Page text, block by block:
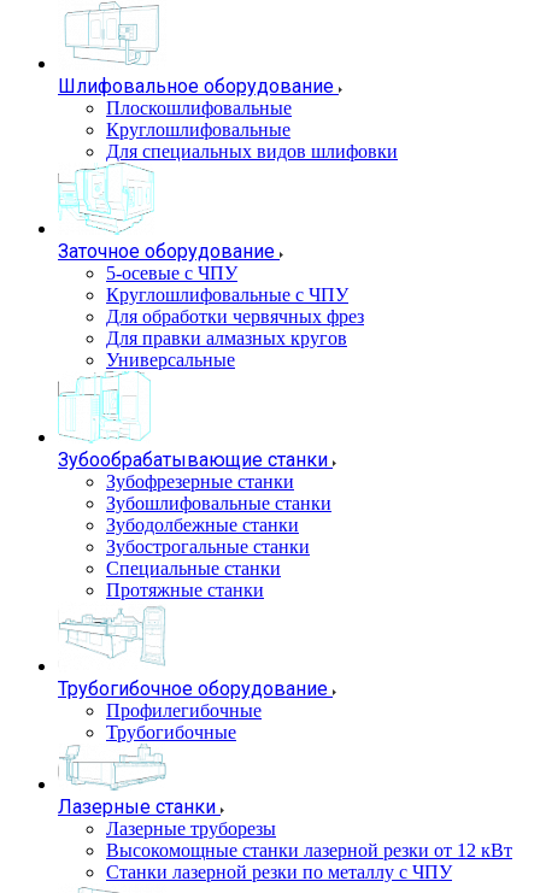
Шлифовальное оборудование
Плоскошлифовальные
Круглошлифовальные
Для специальных видов шлифовки
Заточное оборудование
5-осевые с ЧПУ
Круглошлифовальные с ЧПУ
Для обработки червячных фрез
Для правки алмазных кругов
Универсальные
Зубообрабатывающие станки
Зубофрезерные станки
Зубошлифовальные станки
Зубодолбежные станки
Зубострогальные станки
Специальные станки
Протяжные станки
Трубогибочное оборудование
Профилегибочные
Трубогибочные
Лазерные станки
Лазерные труборезы
Высокомощные станки лазерной резки от 12 кВт
Станки лазерной резки по металлу с ЧПУ